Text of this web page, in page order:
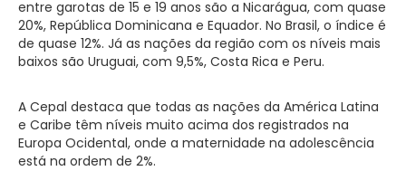
entre garotas de 15 e 19 anos são a Nicarágua, com quase
20%, República Dominicana e Equador. No Brasil, o índice é
de quase 12%. Já as nações da região com os níveis mais
baixos são Uruguai, com 9,5%, Costa Rica e Peru.
A Cepal destaca que todas as nações da América Latina
e Caribe têm níveis muito acima dos registrados na
Europa Ocidental, onde a maternidade na adolescência
está na ordem de 2%.